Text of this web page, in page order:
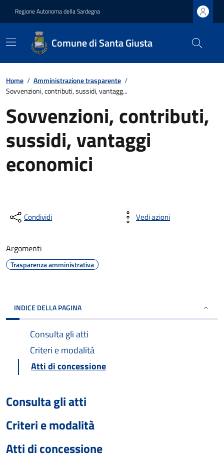
Regione Autonoma della Sardegna
Comune di Santa Giusta
Home / Amministrazione trasparente /
Sovvenzioni, contributi, sussidi, vantagg...
Sovvenzioni, contributi,
sussidi, vantaggi
economici
Condividi Vedi azioni
Argomenti
Trasparenza amministrativa
INDICE DELLA PAGINA
Consulta gli atti
Criteri e modalità
Atti di concessione
Consulta gli atti
Criteri e modalità
Atti di concessione